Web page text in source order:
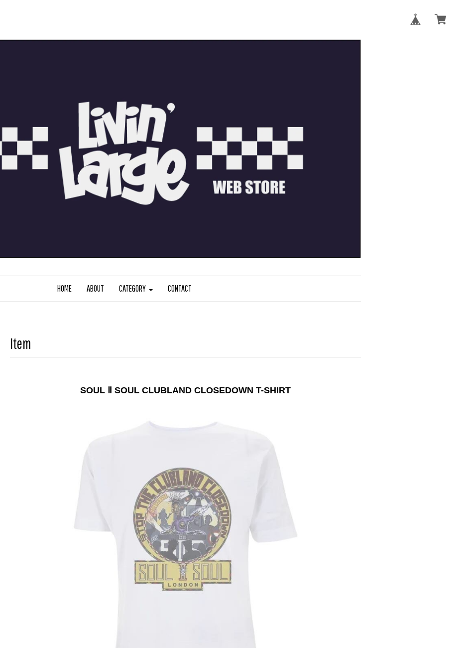
HOME ABOUT CATEGORY CONTACT
Item
SOUL Ⅱ SOUL CLUBLAND CLOSEDOWN T-SHIRT